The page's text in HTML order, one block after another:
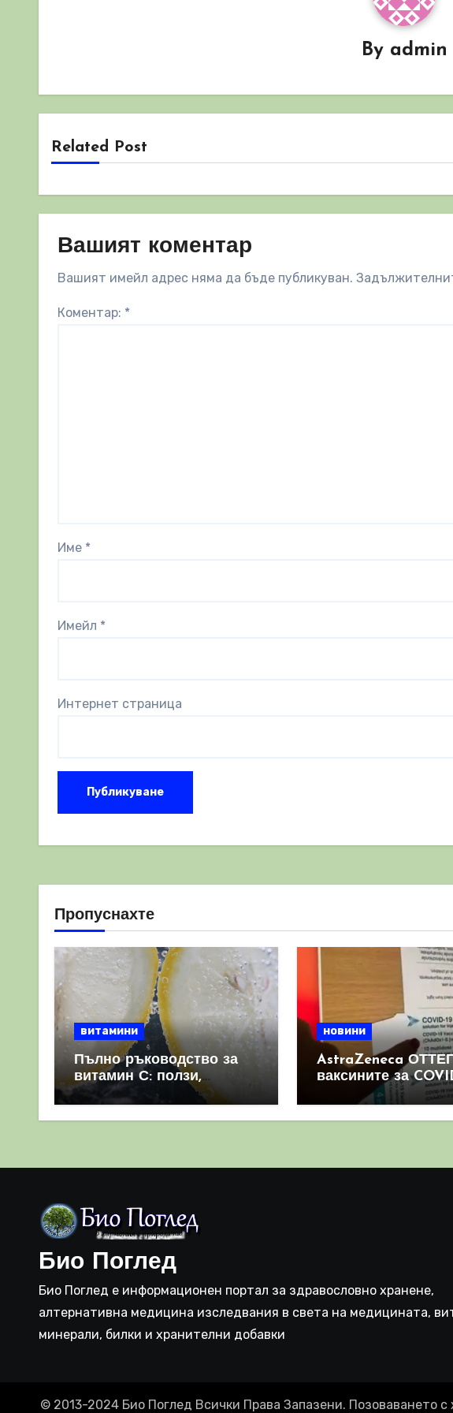
By admin
Related Post
Вашият коментар
Вашият имейл адрес няма да бъде публикуван.
Коментар: *
Име *
Имейл *
Интернет страница
Пропуснахте
витамини
Пълно ръководство за
витамин С: ползи,
източници и защо е
важен за имунната
новини
AstraZeneca
ваксините за
световен мащаб,
като призна, че те
Био Поглед
Био Поглед е информационен портал за здравословно хранене,
алтернативна медицина изследвания в света на медицината,
минерали, билки и хранителни добавки
© 2013-2024 Био Поглед Всички Права Запазени. Позоваването